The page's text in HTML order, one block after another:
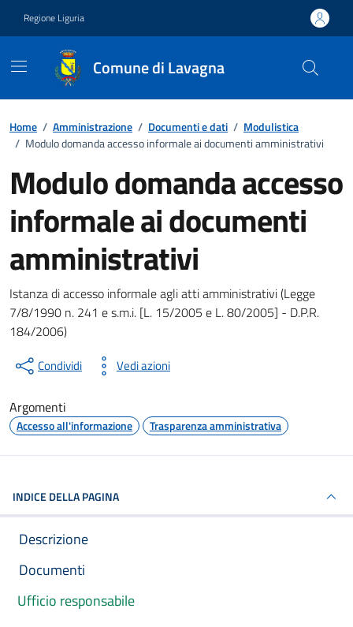
Regione Liguria
Comune di Lavagna
Home / Amministrazione / Documenti e dati / Modulistica
/ Modulo domanda accesso informale ai documenti amministrativi
Modulo domanda accesso
informale ai documenti
amministrativi
Documento pubblico
Istanza di accesso informale agli atti amministrativi (Legge
7/8/1990 n. 241 e s.m.i. [L. 15/2005 e L. 80/2005] - D.P.R.
184/2006)
Condividi Vedi azioni
Argomenti
Accesso all'informazione Trasparenza amministrativa
INDICE DELLA PAGINA
Descrizione
Documenti
Ufficio responsabile